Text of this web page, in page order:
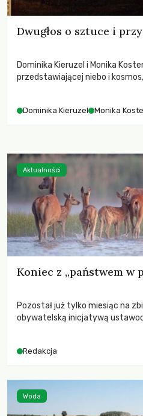
Dwugłos o sztuce i
Dominika Kieruzel i Monika
przedstawiającej niebo i
Dominika Kieruzel Monika
Koniec z „państwem w
Pozostał już tylko miesiąc na
obywatelską inicjatywą
niezwykle korzystne
funkcjonowania łowiectwa w
Redakcja
Aktualności
Woda